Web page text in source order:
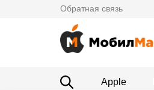
Apple
Обратная связь